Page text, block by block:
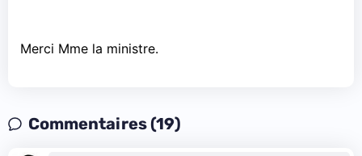
Merci Mme la ministre.
Commentaires (19)